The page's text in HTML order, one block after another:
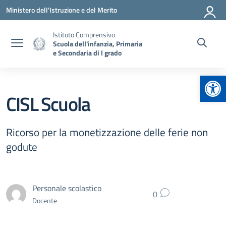
Vai ai contenuti
Vai al menu di navigazione
Vai al footer
Ministero dell'Istruzione e del Merito
Istituto Comprensivo
Scuola dell'infanzia, Primaria
e Secondaria di I grado
CISL Scuola
Ricorso per la monetizzazione delle ferie non
godute
Personale scolastico
Docente 0